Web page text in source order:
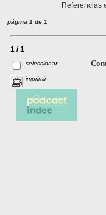
Referencias
página 1 de 1
1 / 1
seleccionar
imprimir